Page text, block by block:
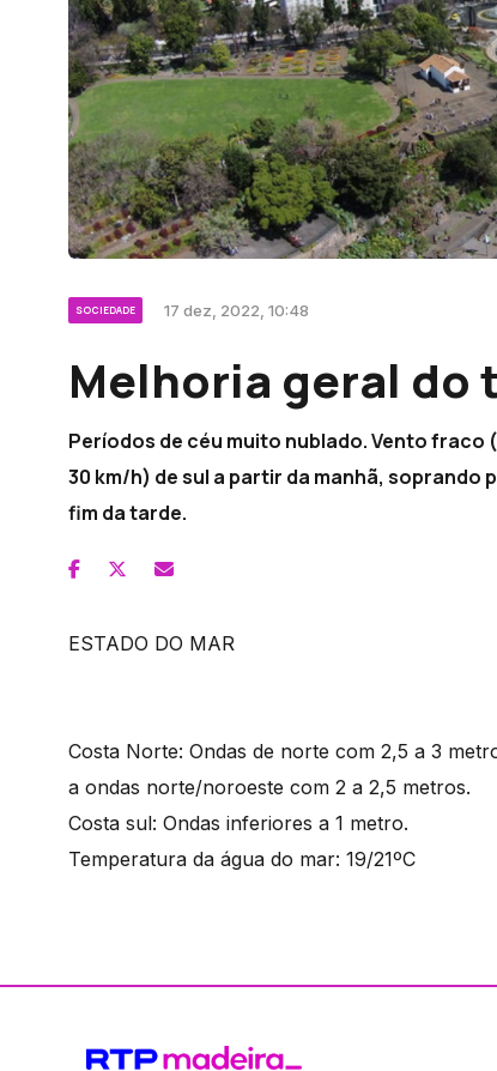
SOCIEDADE 17 dez, 2022, 10:48
Melhoria geral do
Períodos de céu muito nublado. Vento
30 km/h) de sul a partir da manhã,
fim da tarde.
ESTADO DO MAR
Costa Norte: Ondas de norte com 2,5 a 3
a ondas norte/noroeste com 2 a 2,5 metros.
Costa sul: Ondas inferiores a 1 metro.
Temperatura da água do mar: 19/21ºC